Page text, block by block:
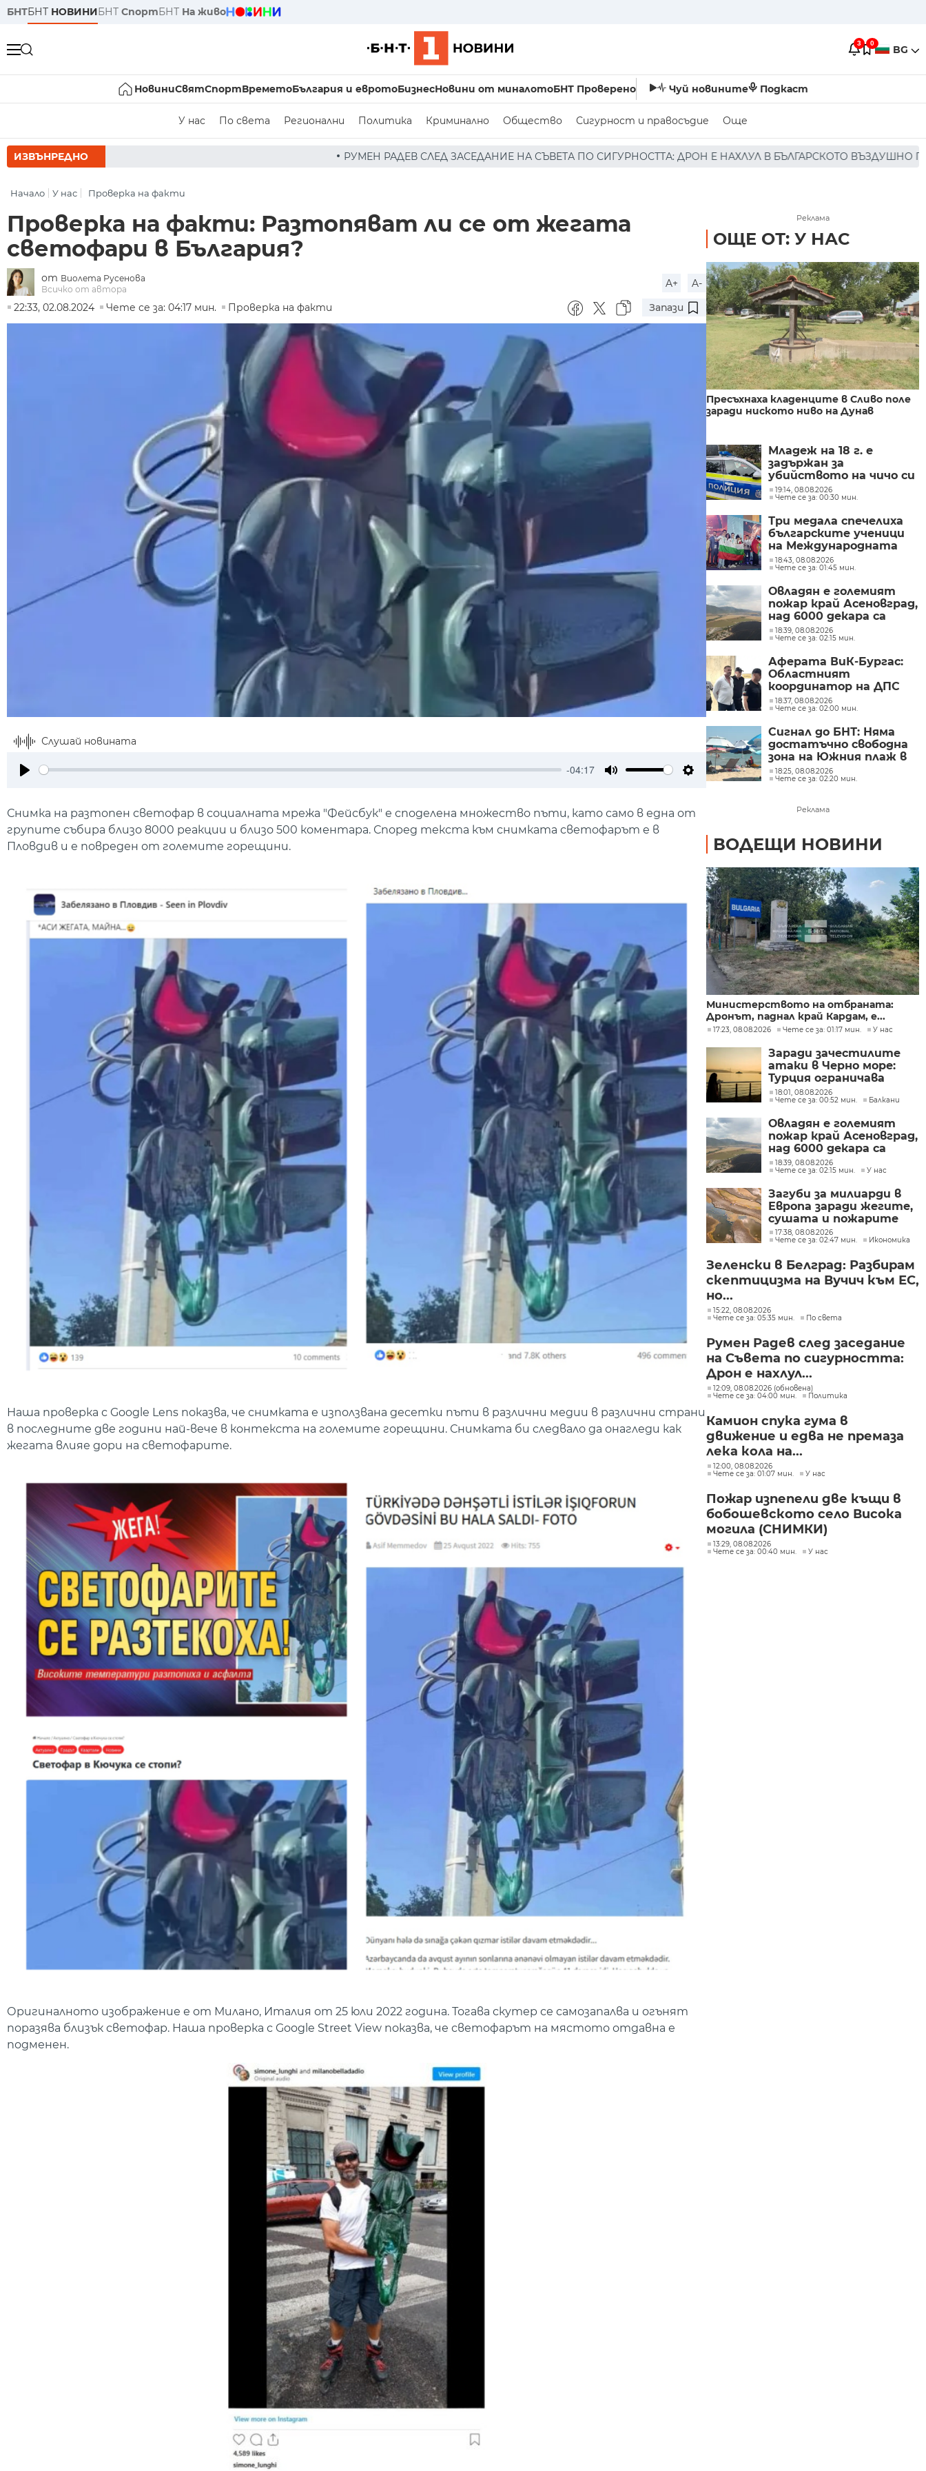
БНТБНТ НОВИНИБНТ СпортБНТ На живо
3 0 BG
НовиниСвятСпортВреметоБългария и евротоБизнесНовини от миналотоБНТ Проверено Чуй новините Подкаст
У нас По света Регионални Политика Криминално Общество Сигурност и правосъдие Още
ИЗВЪНРЕДНО РУМЕН РАДЕВ СЛЕД ЗАСЕДАНИЕ НА СЪВЕТА ПО СИГУРНОСТТА: ДРОН Е НАХЛУЛ В БЪЛГАРСКОТО ВЪЗДУШНО ПРОСТРАНСТВО * * *
Начало У нас Проверка на факти
Проверка на факти: Разтопяват ли се от жегата
светофари в България?
от Виолета Русенова
Всичко от автора
A+
A-
22:33, 02.08.2024
Чете се за: 04:17 мин. Проверка на факти Запази
Слушай новината
-04:17
Settings
Снимка на разтопен светофар в социалната мрежа "Фейсбук" е споделена множество пъти, като само в една от
групите събира близо 8000 реакции и близо 500 коментара. Според текста към снимката светофарът е в
Пловдив и е повреден от големите горещини.
Наша проверка с Google Lens показва, че снимката е използвана десетки пъти в различни медии в различни страни
в последните две години най-вече в контекста на големите горещини. Снимката би следвало да онагледи как
жегата влияе дори на светофарите.
Оригиналното изображение е от Милано, Италия от 25 юли 2022 година. Тогава скутер се самозапалва и огънят
поразява близък светофар. Наша проверка с Google Street View показва, че светофарът на мястото отдавна е
подменен.
Реклама
ОЩЕ ОТ: У НАС
Пресъхнаха кладенците в Сливо поле
заради ниското ниво на Дунав
Младеж на 18 г. е
задържан за
убийството на чичо си
в димитровградското
село Странско
19:14, 08.08.2026
Чете се за: 00:30 мин.
Три медала спечелиха
българските ученици
на Международната
олимпиада по
изкуствен интелект в
Казахстан
18:43, 08.08.2026
Чете се за: 01:45 мин.
Овладян е големият
пожар край Асеновград,
над 6000 декара са
засегнати
18:39, 08.08.2026
Чете се за: 02:15 мин.
Аферата ВиК-Бургас:
Областният
координатор на ДПС
Христо Широков
остава в ареста
18:37, 08.08.2026
Чете се за: 02:00 мин.
Сигнал до БНТ: Няма
достатъчно свободна
зона на Южния плаж в
Китен?
18:25, 08.08.2026
Чете се за: 02:20 мин.
Реклама
ВОДЕЩИ НОВИНИ
Министерството на отбраната:
Дронът, паднал край Кардам, е...
17:23, 08.08.2026 Чете се за: 01:17 мин. У нас
Заради зачестилите
атаки в Черно море:
Турция ограничава
движението на
търговските кораби
18:01, 08.08.2026
Чете се за: 00:52 мин.
Балкани
Овладян е големият
пожар край Асеновград,
над 6000 декара са
засегнати
18:39, 08.08.2026
Чете се за: 02:15 мин.
У нас
Загуби за милиарди в
Европа заради жегите,
сушата и пожарите
17:38, 08.08.2026
Чете се за: 02:47 мин.
Икономика
Зеленски в Белград: Разбирам
скептицизма на Вучич към ЕС,
но...
15:22, 08.08.2026
Чете се за: 05:35 мин.
По света
Румен Радев след заседание
на Съвета по сигурността:
Дрон е нахлул...
12:09, 08.08.2026 (обновена)
Чете се за: 04:00 мин.
Политика
Камион спука гума в
движение и едва не премаза
лека кола на...
12:00, 08.08.2026
Чете се за: 01:07 мин.
У нас
Пожар изпепели две къщи в
бобошевското село Висока
могила (СНИМКИ)
13:29, 08.08.2026
Чете се за: 00:40 мин.
У нас